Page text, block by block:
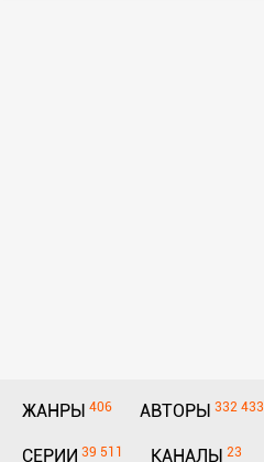
ЖАНРЫ 406 АВТОРЫ 332 433
СЕРИИ 39 511 КАНАЛЫ 23